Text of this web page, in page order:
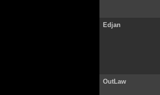
Edjan
OutLaw